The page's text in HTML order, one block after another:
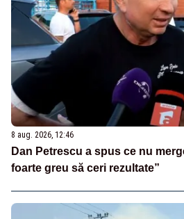
8 aug. 2026, 12:46
Dan Petrescu a spus ce nu
foarte greu să ceri rezultate”